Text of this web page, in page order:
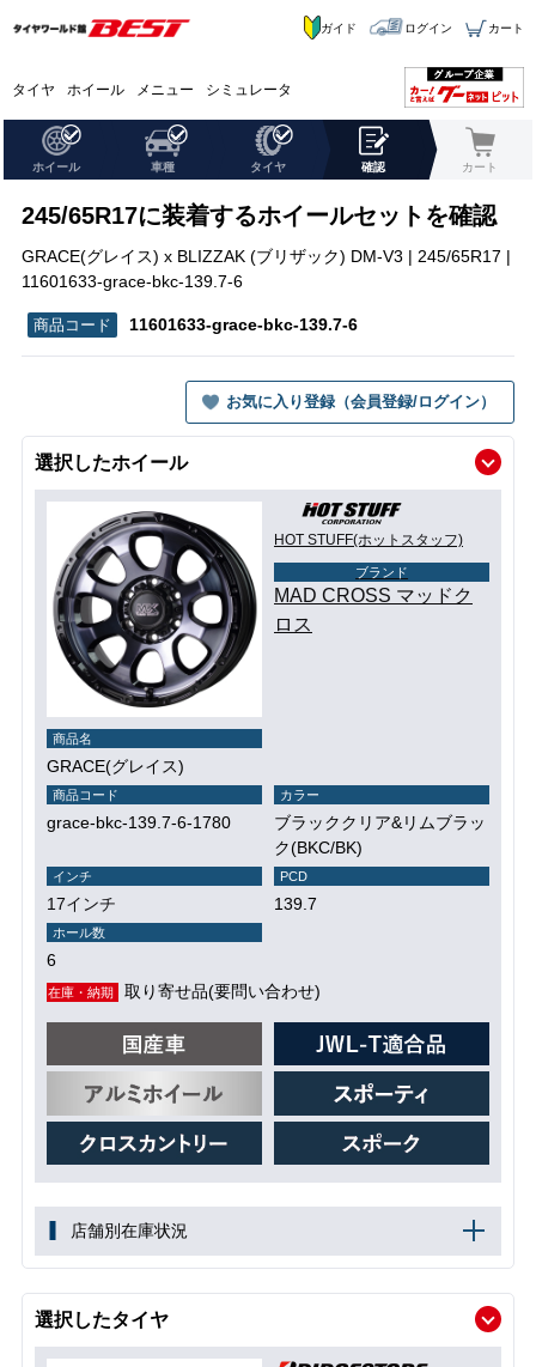
タイヤ ホイール メニュー シミュレータ
ガイド ログイン カート
ホイール 車種 タイヤ 確認 カート
245/65R17に装着するホイールセットを確認
GRACE(グレイス) x BLIZZAK (ブリザック) DM-V3 | 245/65R17 |
11601633-grace-bkc-139.7-6
11601633-grace-bkc-139.7-6
お気に入り登録（会員登録/ログイン）
選択したホイール
HOT STUFF(ホットスタッフ)
ブランド
MAD CROSS マッドク
ロス
商品名
GRACE(グレイス)
商品コード
grace-bkc-139.7-6-1780
カラー
ブラッククリア&リムブラッ
ク(BKC/BK)
インチ
17インチ
PCD
139.7
ホール数
6
在庫・納期 取り寄せ品(要問い合わせ)
店舗別在庫状況
選択したタイヤ